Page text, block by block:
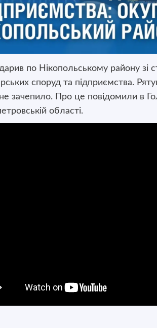
по Нікопольському району зі
споруд та підприємства.
зачепило. Про це повідомили в
області.